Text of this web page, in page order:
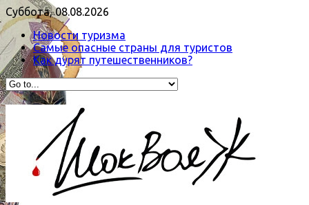
Суббота, 08.08.2026
Новости туризма
Самые опасные страны для туристов
Как дурят путешественников?